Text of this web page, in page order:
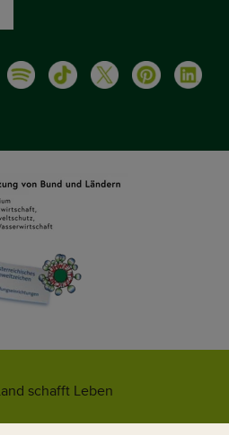
schafft Leben
Datenschutz Umweltzeichen